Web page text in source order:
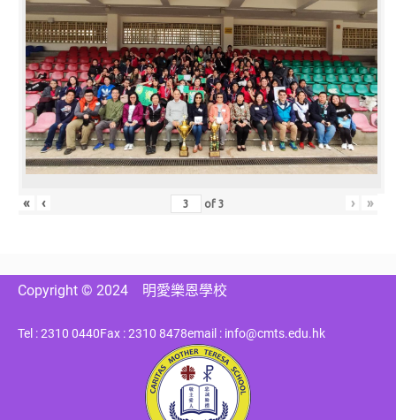
« ‹ of3 › »
Copyright © 2024 明愛樂恩學校
Tel : 2310 0440Fax : 2310 8478email : info@cmts.edu.hk